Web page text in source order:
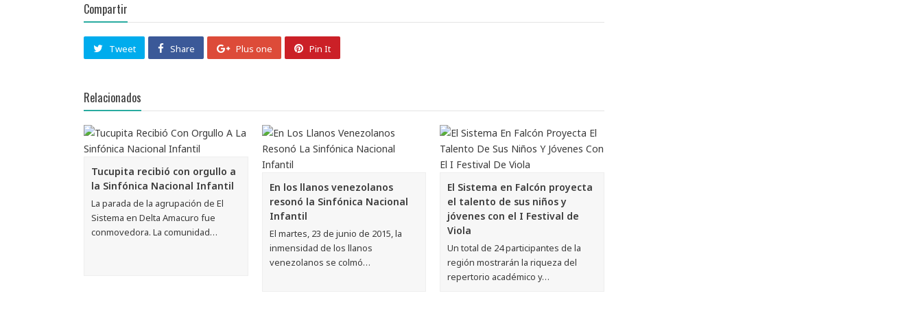
Compartir
Tweet Share Plus one Pin It
Relacionados
Tucupita recibió con orgullo a
la Sinfónica Nacional Infantil
La parada de la agrupación de El
Sistema en Delta Amacuro fue
conmovedora. La comunidad…
En los llanos venezolanos
resonó la Sinfónica Nacional
Infantil
El martes, 23 de junio de 2015, la
inmensidad de los llanos
venezolanos se colmó…
El Sistema en Falcón proyecta
el talento de sus niños y
jóvenes con el I Festival de
Viola
Un total de 24 participantes de la
región mostrarán la riqueza del
repertorio académico y…